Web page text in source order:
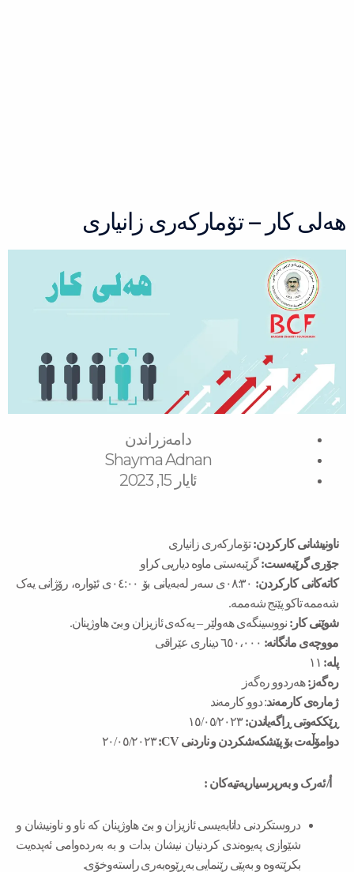
هەلی کار – تۆمارکەری زانیاری
دامەزراندن
Shayma Adnan
ئایار 15, 2023
ناونیشانی کارکردن:تۆمارکەری زانیاری
جۆری گرێبەست:گرێبەستی ماوە دیاریی کراو
کاتەکانی کارکردن:
٠٨:٣٠ی سەر لەبەیانی بۆ ٠٤:٠٠ی ئێوارە، رۆژانی یەک
شەممە تاکو پێنج شەممە.
شوێنی کار: نووسینگەی هەولێر – یەکەی ئازیزان و بێ هاوژینان.
مووچەی مانگانە:
پلە:
رەگەز:هەردوو رەگەز
ژمارەی کارمەند: دوو کارمەند
ڕێککەوتی ڕاگەیاندن: ١٥/٠٥/٢٠٢٣
دوامۆڵەت بۆ پێشکەشکردن و ناردنی CV:
٢٠/٠٥/٢٠٢٣
أ/ ئەرک و به‌رپرسیاریه‌تیه‌كان :
دروستکردنی داتابەیسی ئازیزان و بێ هاوژینان کە ناو و ناونیشان و
شێوازی پەیوەندی کردنیان نیشان بدات و بە بەردەوامی ئەپدەیت
بکرێتەوە و بەپێی رێنمایی بەڕێوەبەری راستەوخۆی.